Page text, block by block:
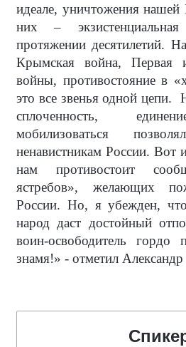
идеале, уничтожения
них –
протяжении десятилетий.
Крымская война, Первая
войны, противостояние в
это все звенья одной цепи.
сплоченность,
мобилизоваться
ненавистникам России. Вот
нам противостоит
ястребов», желающих
России. Но, я убежден,
народ даст достойный
воин-освободитель гордо
знамя!» - отметил